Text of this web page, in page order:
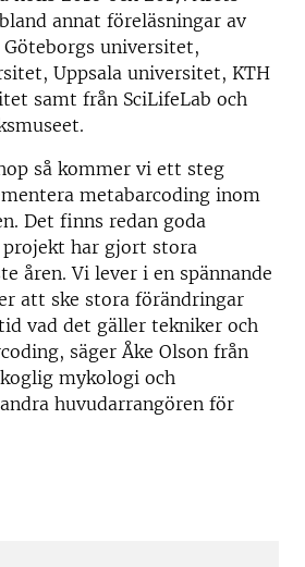
annat föreläsningar av
universitet,
Uppsala universitet, KTH
samt från SciLifeLab och
så kommer vi ett steg
metabarcoding inom
Det finns redan goda
har gjort stora
åren. Vi lever i en spännande
att ske stora förändringar
vad det gäller tekniker och
säger Åke Olson från
mykologi och
huvudarrangören för